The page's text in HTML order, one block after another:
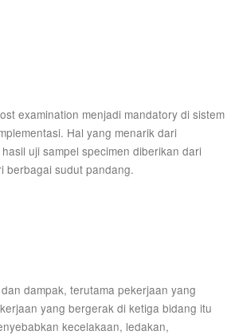
examination menjadi mandatory di sistem
Hal yang menarik dari
uji sampel specimen diberikan dari
berbagai sudut pandang.
dampak, terutama pekerjaan yang
yang bergerak di ketiga bidang itu
kecelakaan, ledakan,